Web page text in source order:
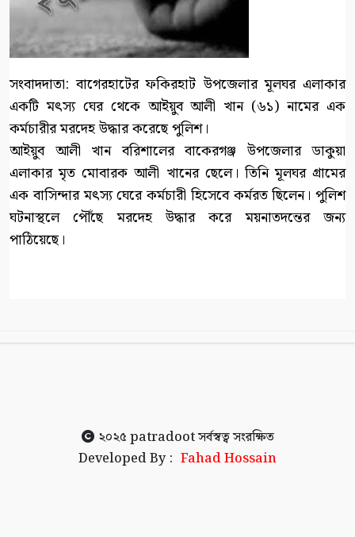
সংবাদদাতা: বাগেরহাটের ফকিরহাট উপজেলার মূলঘর এলাকার
একটি মৎস্য ঘের থেকে আইয়ুব আলী খান (৬১) নামের এক
কর্মচারীর মরদেহ উদ্ধার করেছে পুলিশ।
আইয়ুব আলী খান বরিশালের বাকেরগঞ্জ উপজেলার ডাকুয়া
এলাকার মৃত মোবারক আলী খানের ছেলে। তিনি মূলঘর গ্রামের
এক বাসিন্দার মৎস্য ঘেরে কর্মচারী হিসেবে কর্মরত ছিলেন। পুলিশ
ঘটনাস্থলে পৌঁছে মরদেহ উদ্ধার করে ময়নাতদন্তের জন্য
পাঠিয়েছে।
২০২৫ patradootসর্বস্বত্ব সংরক্ষিত
Developed By : Fahad Hossain